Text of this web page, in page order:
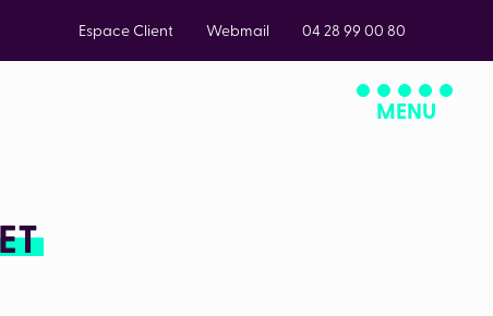
Espace Client Webmail 04 28 99 00 80
MENU